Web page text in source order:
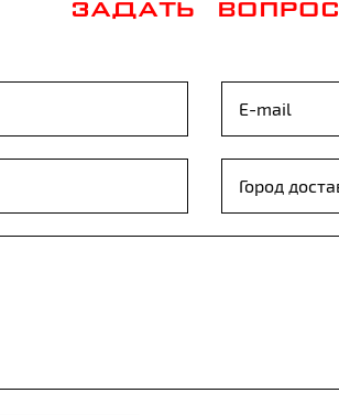
ЗАДАТЬ ВОПРОС